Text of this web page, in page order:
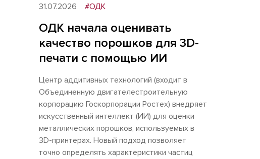
31.07.2026 #ОДК
ОДК начала оценивать
качество порошков для 3D-
печати с помощью ИИ
Центр аддитивных технологий (входит в
Объединенную двигателестроительную
корпорацию Госкорпорации Ростех) внедряет
искусственный интеллект (ИИ) для оценки
металлических порошков, используемых в
3D-принтерах. Новый подход позволяет
точно определять характеристики частиц